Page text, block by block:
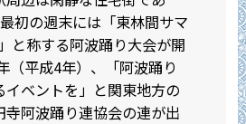
初の週末には「東林間サマ
と称する阿波踊り大会が開
（平成4年）、「阿波踊り
イベントを」と関東地方の
寺阿波踊り連協会の連が出